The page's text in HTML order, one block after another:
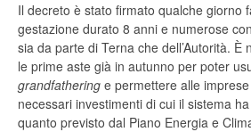
Il decreto è stato firmato qualche giorno
gestazione durato 8 anni e numerose
sia da parte di Terna che dell’Autorità. È
le prime aste già in autunno per poter
grandfathering e permettere alle
necessari investimenti di cui il sistema
quanto previsto dal Piano Energia e